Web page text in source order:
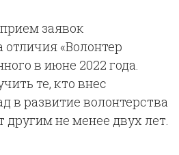
заявок
отличия «Волонтер
в июне 2022 года.
те, кто внес
в развитие волонтерства
другим не менее двух лет.